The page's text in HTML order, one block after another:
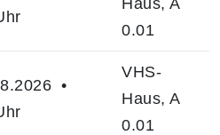
0.01
•
VHS-
Haus, A
0.01